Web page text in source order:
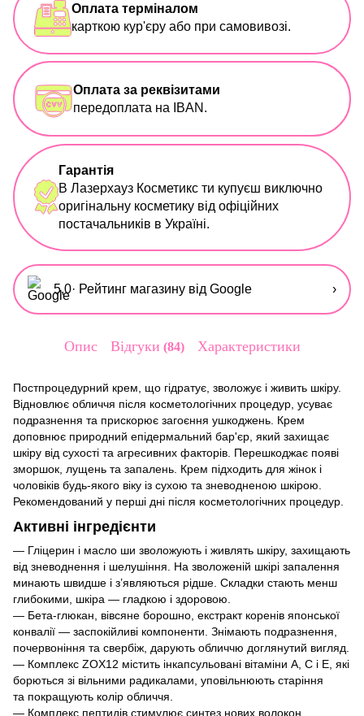
Оплата терміналом
карткою кур'єру або при самовивозі.
Оплата за реквізитами
передоплата на IBAN.
Гарантія
В Лазерхауз Косметикс ти купуєш виключно
оригінальну косметику від офіційних
постачальників в Україні.
5,0· Рейтинг магазину від Google ›
Опис Відгуки 84 Характеристики
Постпроцедурний крем, що гідратує, зволожує і живить шкіру.
Відновлює обличчя після косметологічних процедур, усуває
подразнення та прискорює загоєння ушкоджень. Крем
доповнює природний епідермальний бар'єр, який захищає
шкіру від сухості та агресивних факторів. Перешкоджає появі
зморшок, лущень та запалень. Крем підходить для жінок і
чоловіків будь-якого віку із сухою та зневодненою шкірою.
Рекомендований у перші дні після косметологічних процедур.
Активні інгредієнти
— Гліцерин і масло ши зволожують і живлять шкіру, захищають
від зневоднення і шелушіння. На зволоженій шкірі запалення
минають швидше і з’являються рідше. Складки стають менш
глибокими, шкіра — гладкою і здоровою.
— Бета-глюкан, вівсяне борошно, екстракт коренів японської
конвалії — заспокійливі компоненти. Знімають подразнення,
почервоніння та свербіж, дарують обличчю доглянутий вигляд.
— Комплекс ZOX12 містить інкапсульовані вітаміни A, C і E, які
борються зі вільними радикалами, уповільнюють старіння
та покращують колір обличчя.
— Комплекс пептидів стимулює синтез нових волокон